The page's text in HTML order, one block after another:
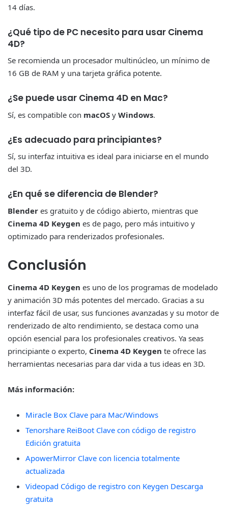
14 días.
¿Qué tipo de PC necesito para usar Cinema
4D?
Se recomienda un procesador multinúcleo, un mínimo de
16 GB de RAM y una tarjeta gráfica potente.
¿Se puede usar Cinema 4D en Mac?
Sí, es compatible con macOS y Windows.
¿Es adecuado para principiantes?
Sí, su interfaz intuitiva es ideal para iniciarse en el mundo
del 3D.
¿En qué se diferencia de Blender?
Blender es gratuito y de código abierto, mientras que
Cinema 4D Keygen es de pago, pero más intuitivo y
optimizado para renderizados profesionales.
Conclusión
Cinema 4D Keygen es uno de los programas de modelado
y animación 3D más potentes del mercado. Gracias a su
interfaz fácil de usar, sus funciones avanzadas y su motor de
renderizado de alto rendimiento, se destaca como una
opción esencial para los profesionales creativos. Ya seas
principiante o experto, Cinema 4D Keygen te ofrece las
herramientas necesarias para dar vida a tus ideas en 3D.
Más información:
Miracle Box Clave para Mac/Windows
Tenorshare ReiBoot Clave con código de registro
Edición gratuita
ApowerMirror Clave con licencia totalmente
actualizada
Videopad Código de registro con Keygen Descarga
gratuita